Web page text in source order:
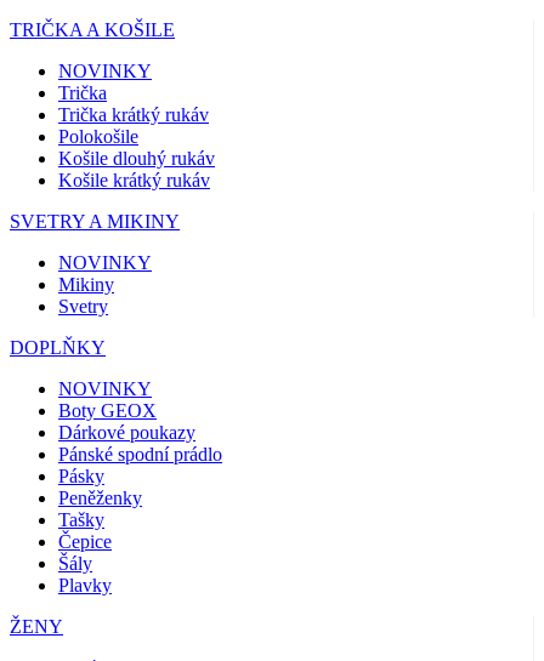
TRIČKA A KOŠILE
NOVINKY
Trička
Trička krátký rukáv
Polokošile
Košile dlouhý rukáv
Košile krátký rukáv
SVETRY A MIKINY
NOVINKY
Mikiny
Svetry
DOPLŇKY
NOVINKY
Boty GEOX
Dárkové poukazy
Pánské spodní prádlo
Pásky
Peněženky
Tašky
Čepice
Šály
Plavky
ŽENY